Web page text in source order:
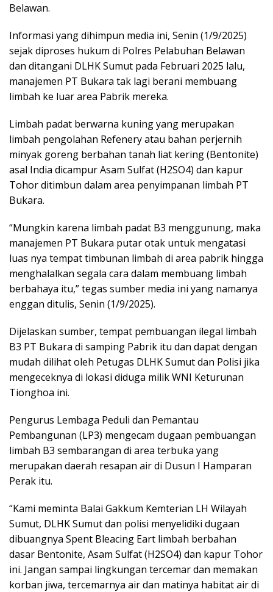
Belawan.
Informasi yang dihimpun media ini, Senin (1/9/2025)
sejak diproses hukum di Polres Pelabuhan Belawan
dan ditangani DLHK Sumut pada Februari 2025 lalu,
manajemen PT Bukara tak lagi berani membuang
limbah ke luar area Pabrik mereka.
Limbah padat berwarna kuning yang merupakan
limbah pengolahan Refenery atau bahan perjernih
minyak goreng berbahan tanah liat kering (Bentonite)
asal India dicampur Asam Sulfat (H2SO4) dan kapur
Tohor ditimbun dalam area penyimpanan limbah PT
Bukara.
“Mungkin karena limbah padat B3 menggunung, maka
manajemen PT Bukara putar otak untuk mengatasi
luas nya tempat timbunan limbah di area pabrik hingga
menghalalkan segala cara dalam membuang limbah
berbahaya itu,” tegas sumber media ini yang namanya
enggan ditulis, Senin (1/9/2025).
Dijelaskan sumber, tempat pembuangan ilegal limbah
B3 PT Bukara di samping Pabrik itu dan dapat dengan
mudah dilihat oleh Petugas DLHK Sumut dan Polisi jika
mengeceknya di lokasi diduga milik WNI Keturunan
Tionghoa ini.
Pengurus Lembaga Peduli dan Pemantau
Pembangunan (LP3) mengecam dugaan pembuangan
limbah B3 sembarangan di area terbuka yang
merupakan daerah resapan air di Dusun I Hamparan
Perak itu.
“Kami meminta Balai Gakkum Kemterian LH Wilayah
Sumut, DLHK Sumut dan polisi menyelidiki dugaan
dibuangnya Spent Bleacing Eart limbah berbahan
dasar Bentonite, Asam Sulfat (H2SO4) dan kapur Tohor
ini. Jangan sampai lingkungan tercemar dan memakan
korban jiwa, tercemarnya air dan matinya habitat air di